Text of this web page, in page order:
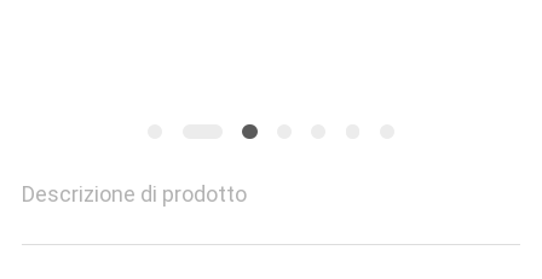
Descrizione di prodotto